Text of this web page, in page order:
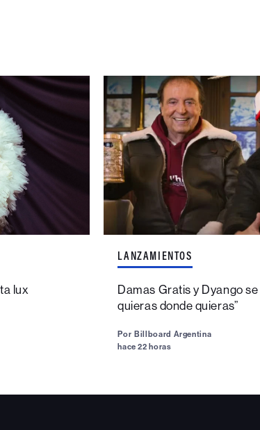
lux
LANZAMIENTOS
Damas Gratis y Dyango
quieras donde quieras”
Por Billboard Argentina
hace 22 horas